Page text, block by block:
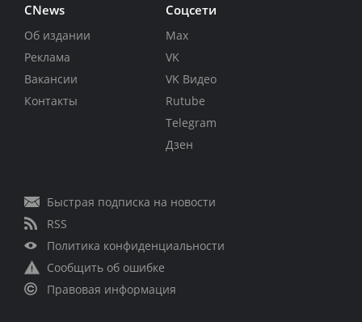
CNews
Об издании
Реклама
Вакансии
Контакты
Соцсети
Max
VK
VK Видео
Rutube
Telegram
Дзен
Быстрая подписка на новости
RSS
Политика конфиденциальности
Сообщить об ошибке
Правовая информация